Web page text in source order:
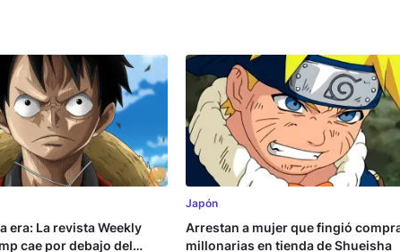
era: La revista Weekly
cae por debajo del
Japón
Arrestan a mujer que fingió
millonarias en tienda de Shueisha